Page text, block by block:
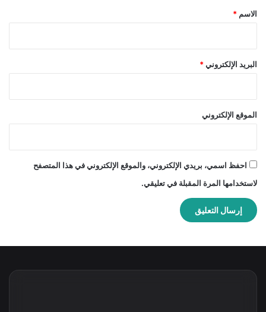
*
الاسم *
البريد الإلكتروني *
الموقع الإلكتروني
احفظ اسمي، بريدي الإلكتروني، والموقع الإلكتروني في هذا المتصفح
لاستخدامها المرة المقبلة في تعليقي.